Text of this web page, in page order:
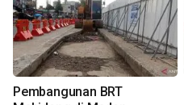
Pembangunan BRT